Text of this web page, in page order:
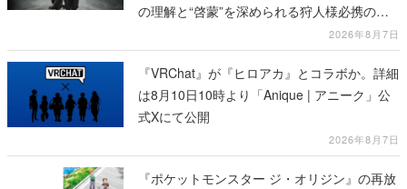
の理解と“啓蒙”を深められる狩人様必携の一
2026年8月7日
『VRChat』が『ヒロアカ』とコラボか。詳細
は8月10日10時より「Anique | アニーク」公
式Xにて公開
2026年8月7日
『ポケットモンスター ジ・オリジン』の再放